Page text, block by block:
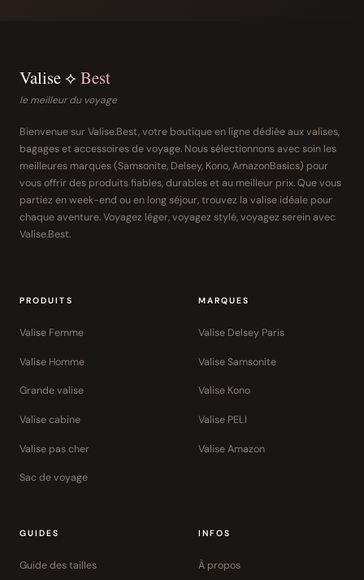
Valise ⟡ Best
le meilleur du voyage
Bienvenue sur Valise.Best, votre boutique en ligne dédiée aux valises,
bagages et accessoires de voyage. Nous sélectionnons avec soin les
meilleures marques (Samsonite, Delsey, Kono, AmazonBasics) pour
vous offrir des produits fiables, durables et au meilleur prix. Que vous
partiez en week-end ou en long séjour, trouvez la valise idéale pour
chaque aventure. Voyagez léger, voyagez stylé, voyagez serein avec
Valise.Best.
PRODUITS
Valise Femme
Valise Homme
Grande valise
Valise cabine
Valise pas cher
Sac de voyage
MARQUES
Valise Delsey Paris
Valise Samsonite
Valise Kono
Valise PELI
Valise Amazon
GUIDES
Guide des tailles
INFOS
À propos